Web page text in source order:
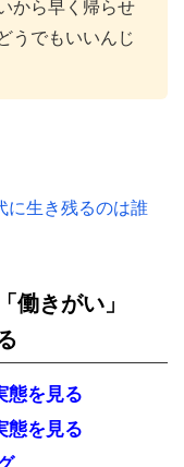
から早く帰らせ
うでもいいんじ
に生き残るのは誰
働きがい」
態を見る
態を見る